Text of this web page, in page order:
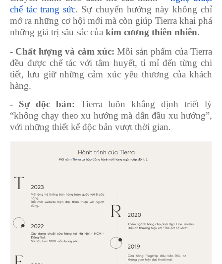
chế tác trang sức. Sự chuyển hướng này không chỉ
mở ra những cơ hội mới mà còn giúp Tierra khai phá
những giá trị sâu sắc của kim cương thiên nhiên.
- Chất lượng và cảm xúc: Mỗi sản phẩm của Tierra
đều được chế tác với tâm huyết, tỉ mỉ đến từng chi
tiết, lưu giữ những cảm xúc yêu thương của khách
hàng.
- Sự độc bản: Tierra luôn khẳng định triết lý
“không chạy theo xu hướng mà dẫn đầu xu hướng”,
với những thiết kế độc bản vượt thời gian.